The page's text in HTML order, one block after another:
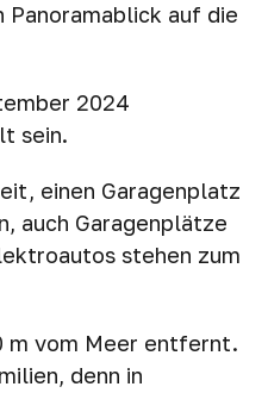
Panoramablick auf die
2024
sein.
einen Garagenplatz
auch Garagenplätze
stehen zum
m vom Meer entfernt.
denn in